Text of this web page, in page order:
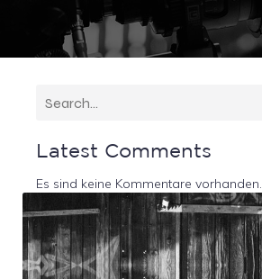
Latest Comments
Es sind keine Kommentare vorhanden.